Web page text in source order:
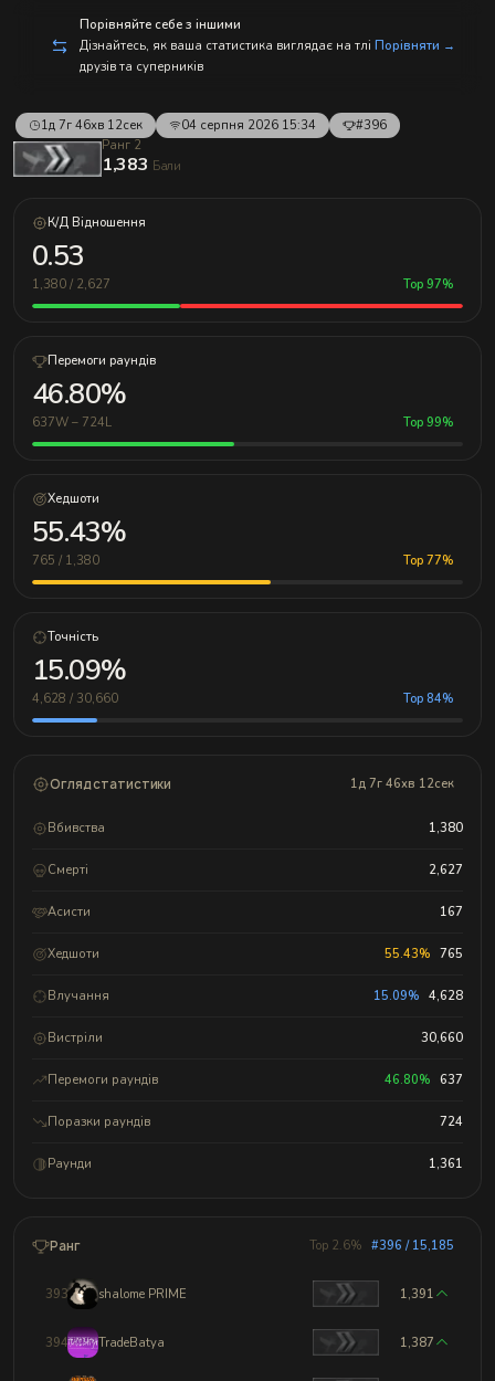
Порівняйте себе з іншими
Дізнайтесь, як ваша статистика виглядає на тлі
друзів та суперників
Порівняти →
1д 7г 46хв 12сек 04 серпня 2026 15:34
#396
Ранг 2
1,383 Бали
К/Д Відношення
0.53
1,380 / 2,627 Top 97%
Перемоги раундів
46.80%
637W – 724L Top 99%
Хедшоти
55.43%
765 / 1,380 Top 77%
Точність
15.09%
4,628 / 30,660 Top 84%
Огляд статистики 1д 7г 46хв 12сек
Вбивства 1,380
Смерті 2,627
Асисти 167
Хедшоти 55.43% 765
Влучання 15.09% 4,628
Вистріли 30,660
Перемоги раундів 46.80% 637
Поразки раундів 724
Раунди 1,361
Ранг Top 2.6% #396 / 15,185
393 shalome PRIME 1,391
394 TradeBatya 1,387
н
и
е
м!